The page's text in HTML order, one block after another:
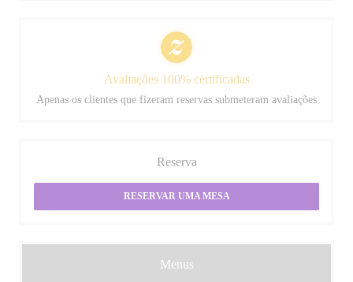
Avaliações 100% certificadas
Apenas os clientes que fizeram reservas submeteram avaliações
Reserva
RESERVAR UMA MESA
Menus